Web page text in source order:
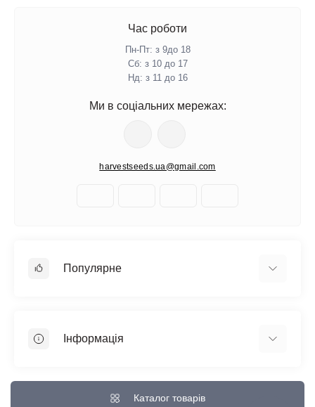
Час роботи
Пн-Пт: з 9до 18
Сб: з 10 до 17
Нд: з 11 до 16
Ми в соціальних мережах:
harvestseeds.ua@gmail.com
Популярне
Швидкоквітучі сорти
Інформація
Доставка та Оплата
Каталог товарів